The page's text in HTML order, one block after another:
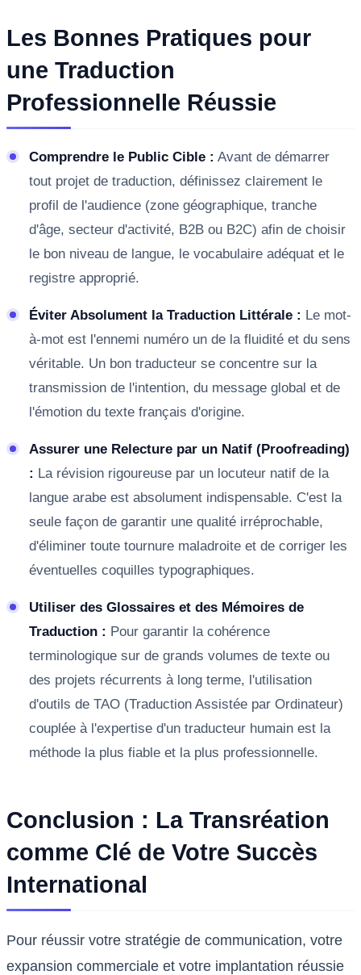
Les Bonnes Pratiques pour
une Traduction
Professionnelle Réussie
Comprendre le Public Cible : Avant de démarrer
tout projet de traduction, définissez clairement le
profil de l'audience (zone géographique, tranche
d'âge, secteur d'activité, B2B ou B2C) afin de choisir
le bon niveau de langue, le vocabulaire adéquat et le
registre approprié.
Éviter Absolument la Traduction Littérale : Le mot-
à-mot est l'ennemi numéro un de la fluidité et du sens
véritable. Un bon traducteur se concentre sur la
transmission de l'intention, du message global et de
l'émotion du texte français d'origine.
Assurer une Relecture par un Natif (Proofreading)
: La révision rigoureuse par un locuteur natif de la
langue arabe est absolument indispensable. C'est la
seule façon de garantir une qualité irréprochable,
d'éliminer toute tournure maladroite et de corriger les
éventuelles coquilles typographiques.
Utiliser des Glossaires et des Mémoires de
Traduction : Pour garantir la cohérence
terminologique sur de grands volumes de texte ou
des projets récurrents à long terme, l'utilisation
d'outils de TAO (Traduction Assistée par Ordinateur)
couplée à l'expertise d'un traducteur humain est la
méthode la plus fiable et la plus professionnelle.
Conclusion : La Transréation
comme Clé de Votre Succès
International
Pour réussir votre stratégie de communication, votre
expansion commerciale et votre implantation réussie